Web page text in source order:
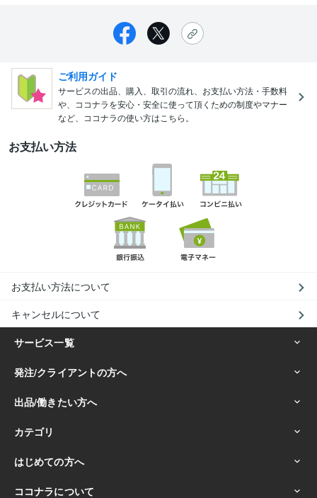
ご利用ガイド
サービスの出品、購入、取引の流れ、お支払い方法・手数料
や、ココナラを安心・安全に使って頂くための制度やマナー
など、ココナラの使い方はこちら。
お支払い方法
お支払い方法について
キャンセルについて